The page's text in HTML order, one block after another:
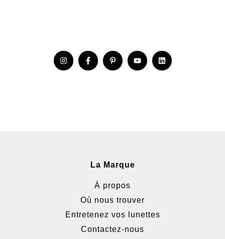
La Marque
À propos
Où nous trouver
Entretenez vos lunettes
Contactez-nous